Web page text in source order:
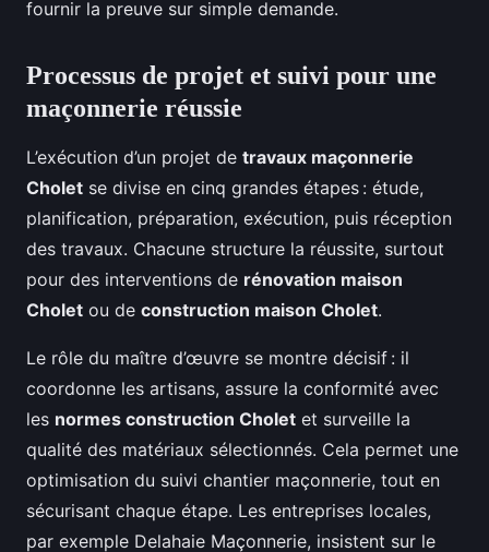
fournir la preuve sur simple demande.
Processus de projet et suivi pour une
maçonnerie réussie
L’exécution d’un projet de travaux maçonnerie
Cholet se divise en cinq grandes étapes : étude,
planification, préparation, exécution, puis réception
des travaux. Chacune structure la réussite, surtout
pour des interventions de rénovation maison
Cholet ou de construction maison Cholet.
Le rôle du maître d’œuvre se montre décisif : il
coordonne les artisans, assure la conformité avec
les normes construction Cholet et surveille la
qualité des matériaux sélectionnés. Cela permet une
optimisation du suivi chantier maçonnerie, tout en
sécurisant chaque étape. Les entreprises locales,
par exemple Delahaie Maçonnerie, insistent sur le